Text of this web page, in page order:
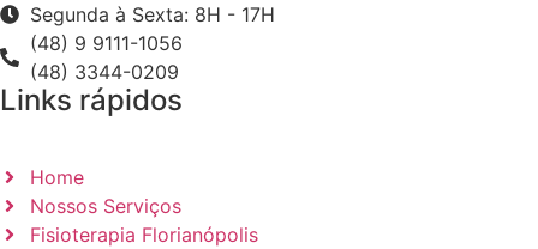
Segunda à Sexta: 8H - 17H
(48) 9 9111-1056
(48) 3344-0209
Links rápidos
Home
Nossos Serviços
Fisioterapia Florianópolis